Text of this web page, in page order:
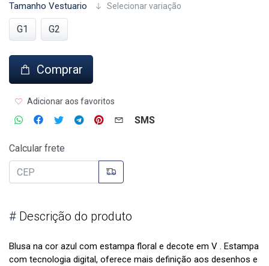
Tamanho Vestuario Selecionar variação
G1 G2
Comprar
Adicionar aos favoritos
SMS
Calcular frete
# Descrição do produto
Blusa na cor azul com estampa floral e decote em V . Estampa
com tecnologia digital, oferece mais definição aos desenhos e